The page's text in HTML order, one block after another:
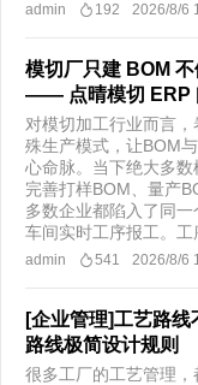
admin 192 2026/8/6
模切厂只建 BOM
—— 点晴模切 ERP
对模切加工行业而言
殊生产模式，让BOM
心命脉。当下绝大多数
完善打样BOM、量产
多数企业都陷入了同
车间实时工序报工。工
admin 541 2026/8/6
[企业管理]工艺路
路线极简设计规则
很多工厂的工艺管理